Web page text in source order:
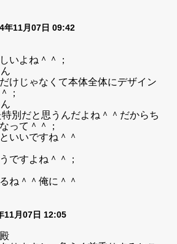
年11月07日 09:42
いよね＾＾；
けじゃなくて本体全体にデザイン
；
別だと思うんだよね＾＾だからち
って＾＾；
いいですね＾＾
ですよね＾＾；
ね＾＾俺に＾＾
11月07日 12:05